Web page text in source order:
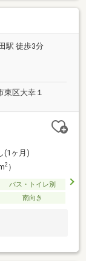
駅 徒歩3分
東区大幸１
(1ヶ月)
2）
バス・トイレ別
南向き